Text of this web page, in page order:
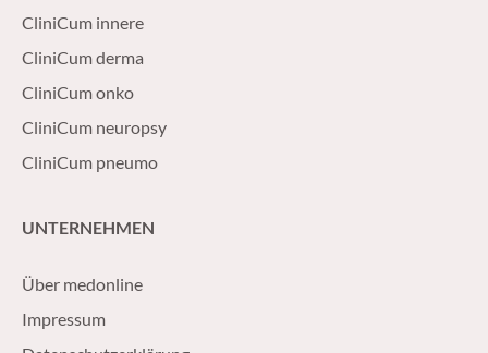
CliniCum innere
CliniCum derma
CliniCum onko
CliniCum neuropsy
CliniCum pneumo
UNTERNEHMEN
Über medonline
Impressum